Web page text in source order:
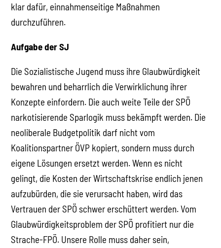
klar dafür, einnahmenseitige Maßnahmen
durchzuführen.
Aufgabe der SJ
Die Sozialistische Jugend muss ihre Glaubwürdigkeit
bewahren und beharrlich die Verwirklichung ihrer
Konzepte einfordern. Die auch weite Teile der SPÖ
narkotisierende Sparlogik muss bekämpft werden. Die
neoliberale Budgetpolitik darf nicht vom
Koalitionspartner ÖVP kopiert, sondern muss durch
eigene Lösungen ersetzt werden. Wenn es nicht
gelingt, die Kosten der Wirtschaftskrise endlich jenen
aufzubürden, die sie verursacht haben, wird das
Vertrauen der SPÖ schwer erschüttert werden. Vom
Glaubwürdigkeitsproblem der SPÖ profitiert nur die
Strache-FPÖ. Unsere Rolle muss daher sein,